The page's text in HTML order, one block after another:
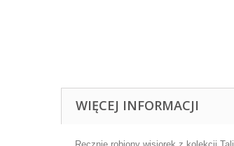
WIĘCEJ INFORMACJI